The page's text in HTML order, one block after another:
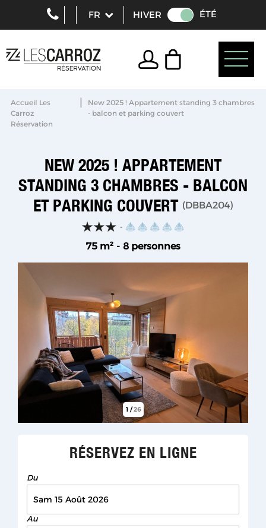
HIVER ÉTÉ
Accueil Les
Carroz
Réservation
|
New 2025 ! Appartement standing 3 chambres
- balcon et parking couvert
NEW 2025 ! APPARTEMENT
STANDING 3 CHAMBRES - BALCON
ET PARKING COUVERT (DBBA204)
75 m² 8 personnes
1/26
RÉSERVEZ EN LIGNE
Du
Au